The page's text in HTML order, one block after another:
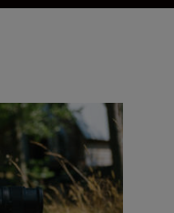
NIKKOR Z DX 16-50mm